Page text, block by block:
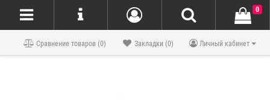
Блог
Личный кабинет
Закладки (0)
Сравнение товаров (0)
0